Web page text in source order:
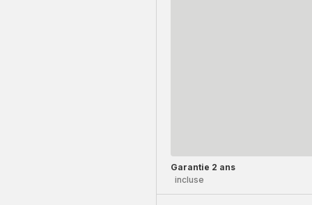
Garantie 2 ans
incluse